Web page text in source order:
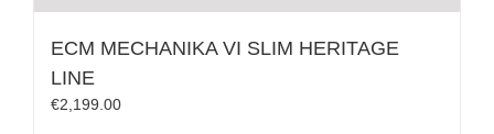
ECM MECHANIKA VI SLIM HERITAGE
LINE
€2,199.00